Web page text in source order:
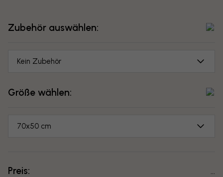
Zubehör auswählen:
Kein Zubehör
Größe wählen:
70x50 cm
Preis: